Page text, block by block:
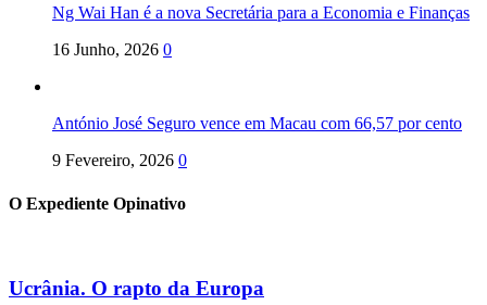
Ng Wai Han é a nova Secretária para a Economia e Finanças
16 Junho, 2026 0
António José Seguro vence em Macau com 66,57 por cento
9 Fevereiro, 2026 0
O Expediente Opinativo
Ucrânia. O rapto da Europa